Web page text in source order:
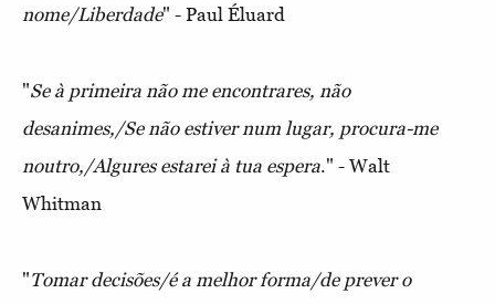
nome/Liberdade" - Paul Éluard
"Se à primeira não me encontrares, não
desanimes,/Se não estiver num lugar, procura-me
noutro,/Algures estarei à tua espera." - Walt
Whitman
"Tomar decisões/é a melhor forma/de prever o